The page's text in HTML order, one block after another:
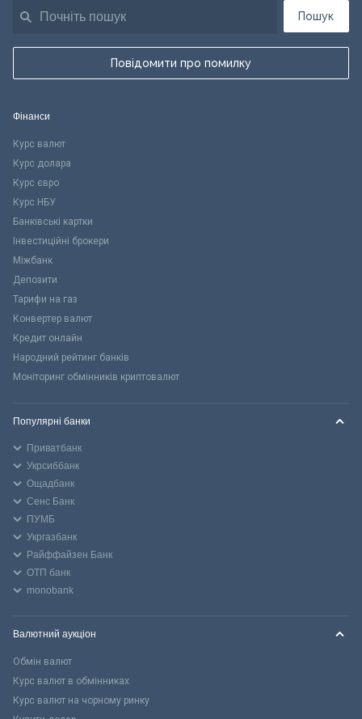
Пошук
Повідомити про помилку
Фінанси
Курс валют
Курс долара
Курс євро
Курс НБУ
Банківські картки
Інвестиційні брокери
Міжбанк
Депозити
Тарифи на газ
Конвертер валют
Кредит онлайн
Народний рейтинг банків
Моніторинг обмінників криптовалют
Популярні банки
Приватбанк
Укрсиббанк
Ощадбанк
Сенс Банк
ПУМБ
Укргазбанк
Райффайзен Банк
ОТП банк
monobank
Валютний аукціон
Обмін валют
Курс валют в обмінниках
Курс валют на чорному ринку